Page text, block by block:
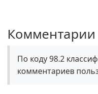
Комментарии
По коду 98.2
комментариев